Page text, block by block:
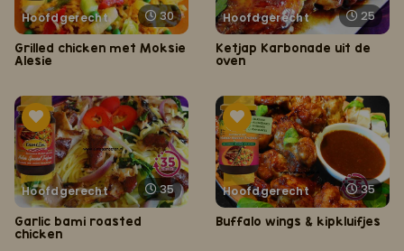
Hoofdgerecht 30
Grilled chicken met Moksie
Alesie
Hoofdgerecht 25
Ketjap Karbonade uit de
oven
Hoofdgerecht 35
Garlic bami roasted
chicken
Hoofdgerecht 35
Buffalo wings & kipkluifjes